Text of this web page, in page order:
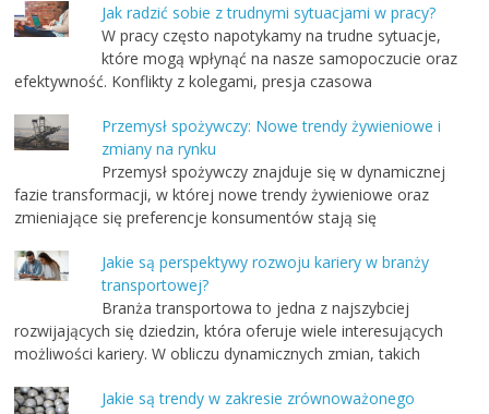
Jak radzić sobie z trudnymi sytuacjami w pracy?
W pracy często napotykamy na trudne sytuacje,
które mogą wpłynąć na nasze samopoczucie oraz
efektywność. Konflikty z kolegami, presja czasowa
Przemysł spożywczy: Nowe trendy żywieniowe i
zmiany na rynku
Przemysł spożywczy znajduje się w dynamicznej
fazie transformacji, w której nowe trendy żywieniowe oraz
zmieniające się preferencje konsumentów stają się
Jakie są perspektywy rozwoju kariery w branży
transportowej?
Branża transportowa to jedna z najszybciej
rozwijających się dziedzin, która oferuje wiele interesujących
możliwości kariery. W obliczu dynamicznych zmian, takich
Jakie są trendy w zakresie zrównoważonego